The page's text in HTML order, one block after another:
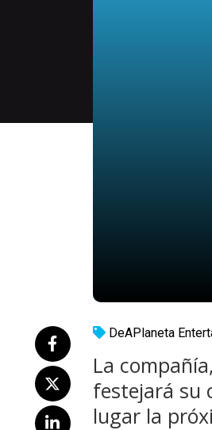
DeAPlaneta
La
festejará su
lugar la